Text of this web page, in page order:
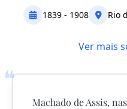
1839 - 1908 Rio
Ver mais
❝
Machado de Assis,